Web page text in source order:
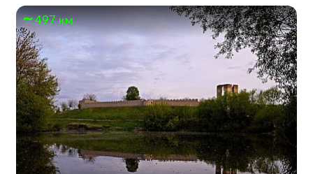
497 км